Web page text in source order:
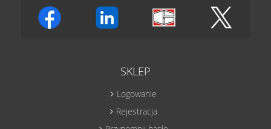
SKLEP
Logowanie
Rejestracja